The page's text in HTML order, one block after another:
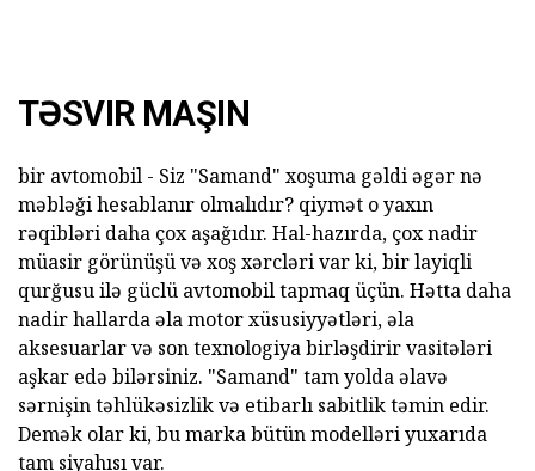
TƏSVIR MAŞIN
bir avtomobil - Siz "Samand" xoşuma gəldi əgər nə
məbləği hesablanır olmalıdır? qiymət o yaxın
rəqibləri daha çox aşağıdır. Hal-hazırda, çox nadir
müasir görünüşü və xoş xərcləri var ki, bir layiqli
qurğusu ilə güclü avtomobil tapmaq üçün. Hətta daha
nadir hallarda əla motor xüsusiyyətləri, əla
aksesuarlar və son texnologiya birləşdirir vasitələri
aşkar edə bilərsiniz. "Samand" tam yolda əlavə
sərnişin təhlükəsizlik və etibarlı sabitlik təmin edir.
Demək olar ki, bu marka bütün modelləri yuxarıda
tam siyahısı var.